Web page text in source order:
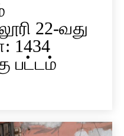
22-வது
1434
பட்டம்